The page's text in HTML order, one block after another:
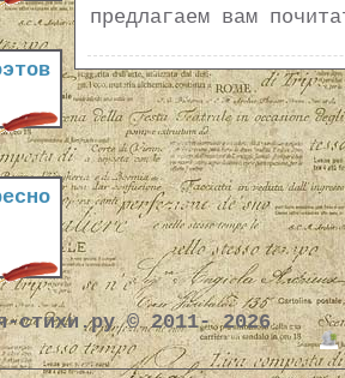
предлагаем вам
стихи.ру © 2011- 2026